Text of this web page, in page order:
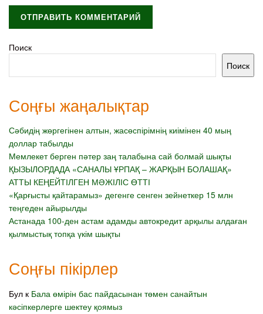
Поиск
Поиск
Соңғы жаңалықтар
Сәбидің жөргегінен алтын, жасөспірімнің киімінен 40 мың
доллар табылды
Мемлекет берген пәтер заң талабына сай болмай шықты
ҚЫЗЫЛОРДАДА «САНАЛЫ ҰРПАҚ – ЖАРҚЫН БОЛАШАҚ»
АТТЫ КЕҢЕЙТІЛГЕН МӘЖІЛІС ӨТТІ
«Қарғысты қайтарамыз» дегенге сенген зейнеткер 15 млн
теңгеден айырылды
Астанада 100-ден астам адамды автокредит арқылы алдаған
қылмыстық топқа үкім шықты
Соңғы пікірлер
Бул к Бала өмірін бас пайдасынан төмен санайтын
кәсіпкерлерге шектеу қоямыз